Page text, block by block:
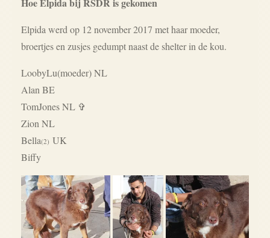
Hoe Elpida bij RSDR is gekomen
Elpida werd op 12 november 2017 met haar moeder,
broertjes en zusjes gedumpt naast de shelter in de kou.
LoobyLu(moeder) NL
Alan BE
TomJones NL ✞
Zion NL
Bella(2) UK
Biffy